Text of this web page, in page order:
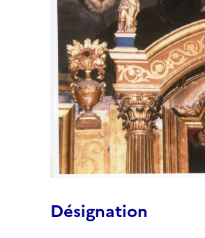
Désignation